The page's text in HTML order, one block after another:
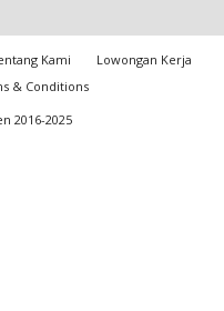
Kami
Lowongan Kerja
& Conditions
2016-2025